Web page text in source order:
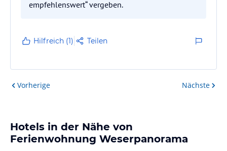
Hilfreich (1) Teilen
Vorherige Nächste
Hotels in der Nähe von
Ferienwohnung Weserpanorama